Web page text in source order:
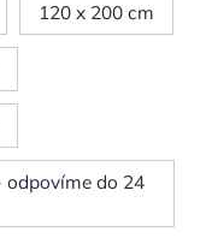
120 x 200 cm
odpovíme do 24